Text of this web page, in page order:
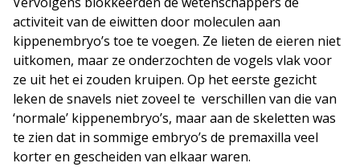
activiteit van de eiwitten door moleculen aan
kippenembryo’s toe te voegen. Ze lieten de eieren niet
uitkomen, maar ze onderzochten de vogels vlak voor
ze uit het ei zouden kruipen. Op het eerste gezicht
leken de snavels niet zoveel te verschillen van die van
‘normale’ kippenembryo’s, maar aan de skeletten was
te zien dat in sommige embryo’s de premaxilla veel
korter en gescheiden van elkaar waren.